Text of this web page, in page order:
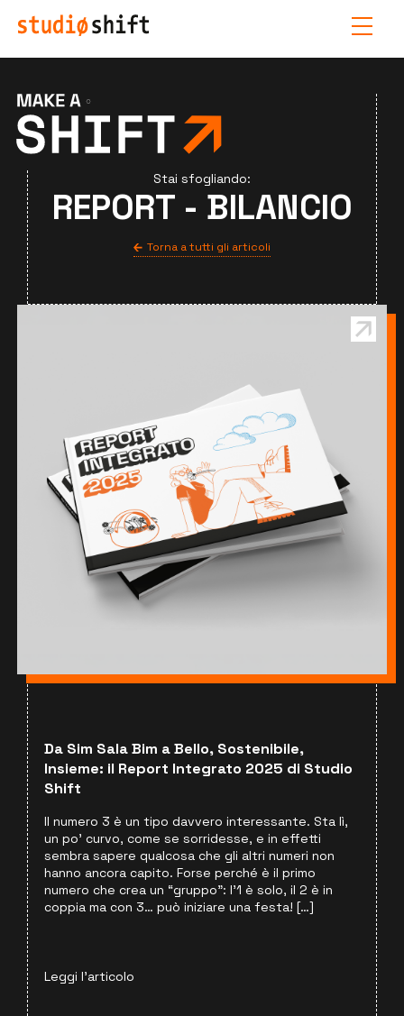
Stai sfogliando:
REPORT - BILANCIO
Torna a tutti gli articoli
Da Sim Sala Bim a Bello, Sostenibile,
Insieme: il Report Integrato 2025 di Studio
Shift
Il numero 3 è un tipo davvero interessante. Sta lì,
un po’ curvo, come se sorridesse, e in effetti
sembra sapere qualcosa che gli altri numeri non
hanno ancora capito. Forse perché è il primo
numero che crea un “gruppo”: l’1 è solo, il 2 è in
coppia ma con 3… può iniziare una festa! […]
Leggi l'articolo